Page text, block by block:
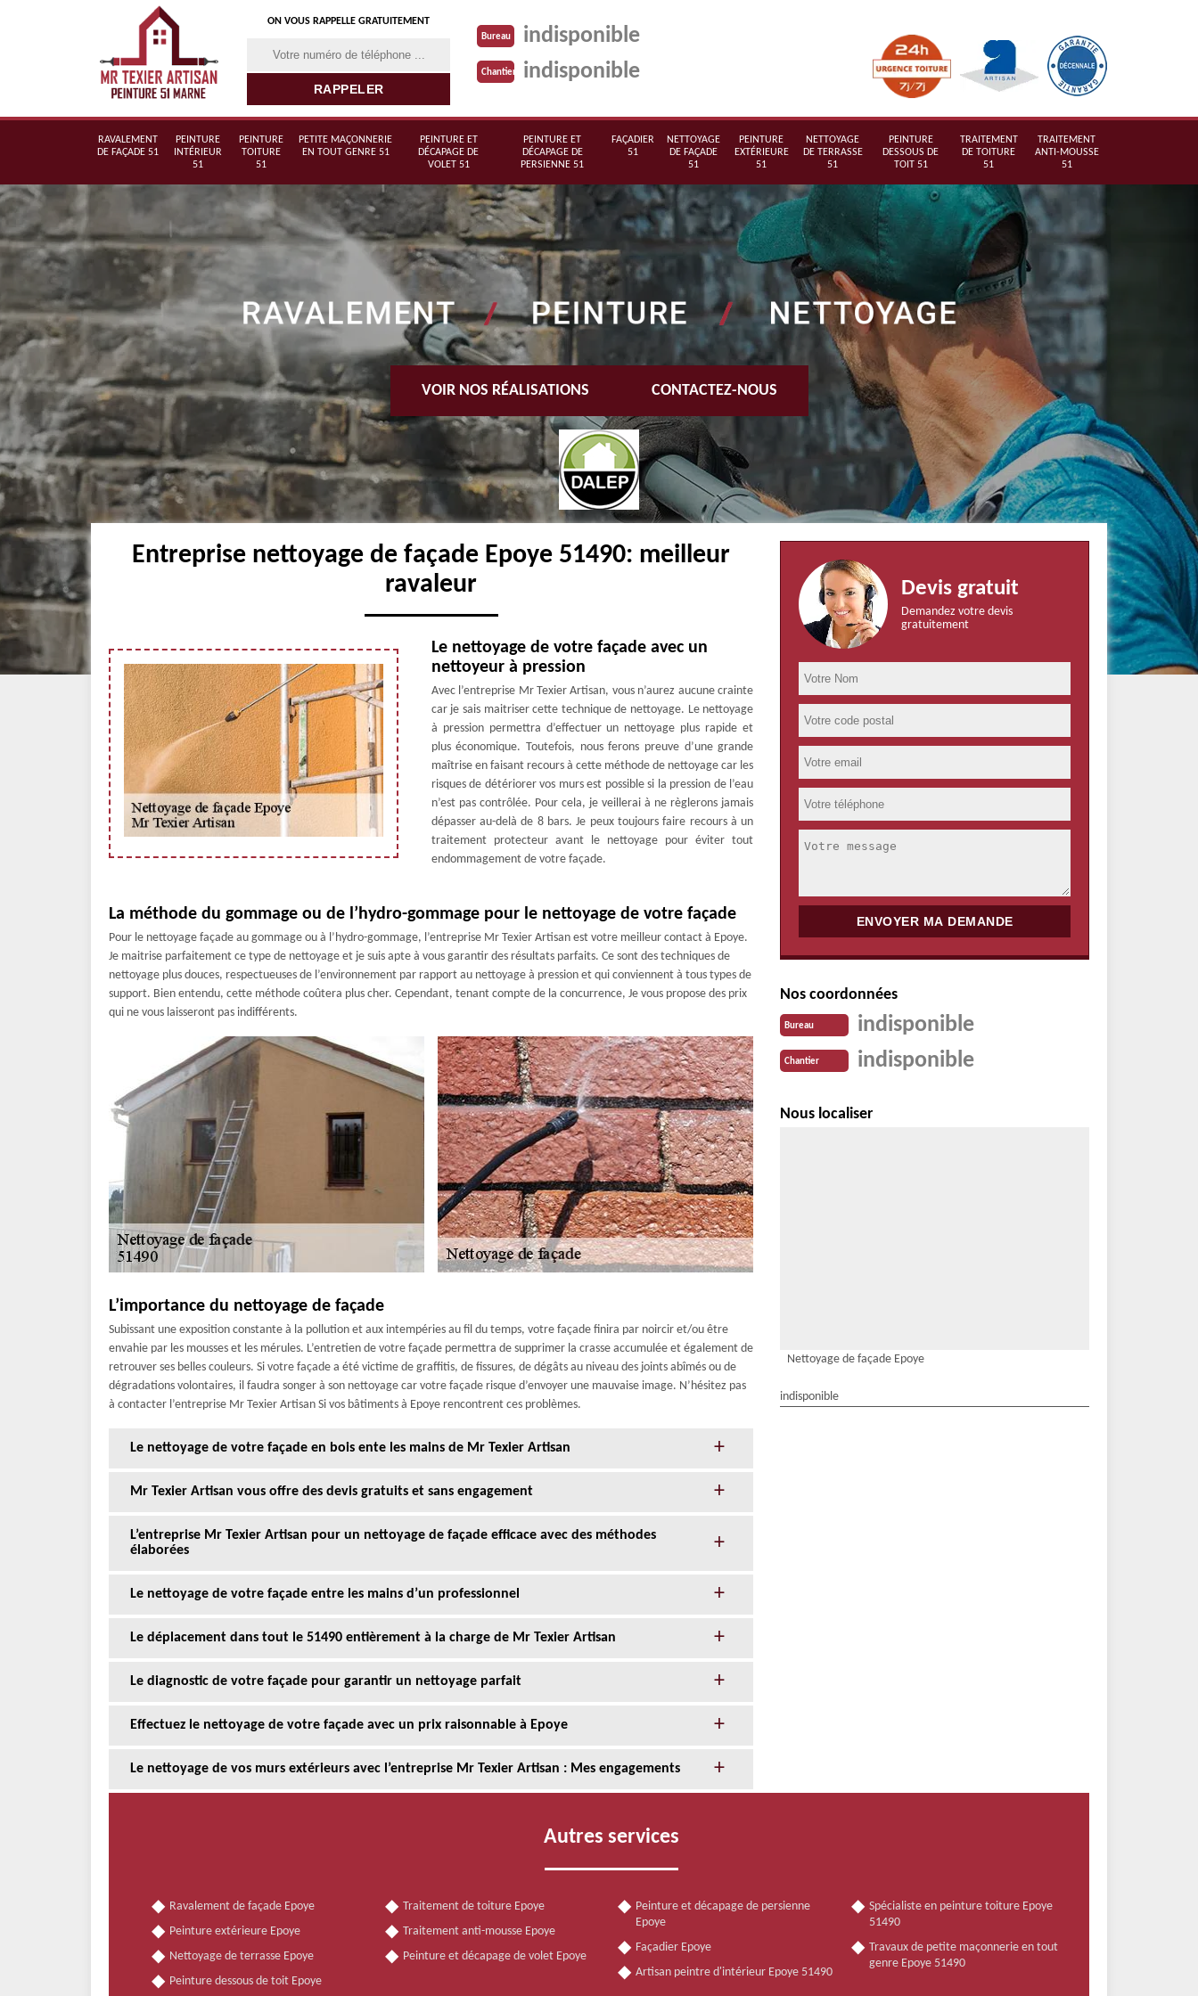
ON VOUS RAPPELLE GRATUITEMENT
Bureau indisponible
Chantier indisponible
RAVALEMENT
DE FAÇADE 51
PEINTURE
INTÉRIEUR
51
PEINTURE
TOITURE
51
PETITE MAÇONNERIE
EN TOUT GENRE 51
PEINTURE ET
DÉCAPAGE DE
VOLET 51
PEINTURE ET
DÉCAPAGE DE
PERSIENNE 51
FAÇADIER
51
NETTOYAGE
DE FAÇADE
51
PEINTURE
EXTÉRIEURE
51
NETTOYAGE
DE TERRASSE
51
PEINTURE
DESSOUS DE
TOIT 51
TRAITEMENT
DE TOITURE
51
TRAITEMENT
ANTI-MOUSSE
51
VOIR NOS RÉALISATIONS CONTACTEZ-NOUS
Entreprise nettoyage de façade Epoye 51490: meilleur
ravaleur
Le nettoyage de votre façade avec un
nettoyeur à pression
Avec l’entreprise Mr Texier Artisan, vous n’aurez aucune crainte
car je sais maitriser cette technique de nettoyage. Le nettoyage
à pression permettra d’effectuer un nettoyage plus rapide et
plus économique. Toutefois, nous ferons preuve d’une grande
maîtrise en faisant recours à cette méthode de nettoyage car les
risques de détériorer vos murs est possible si la pression de l’eau
n’est pas contrôlée. Pour cela, je veillerai à ne règlerons jamais
dépasser au-delà de 8 bars. Je peux toujours faire recours à un
traitement protecteur avant le nettoyage pour éviter tout
endommagement de votre façade.
La méthode du gommage ou de l’hydro-gommage pour le nettoyage de votre façade
Pour le nettoyage façade au gommage ou à l’hydro-gommage, l’entreprise Mr Texier Artisan est votre meilleur contact à Epoye.
Je maitrise parfaitement ce type de nettoyage et je suis apte à vous garantir des résultats parfaits. Ce sont des techniques de
nettoyage plus douces, respectueuses de l’environnement par rapport au nettoyage à pression et qui conviennent à tous types de
support. Bien entendu, cette méthode coûtera plus cher. Cependant, tenant compte de la concurrence, Je vous propose des prix
qui ne vous laisseront pas indifférents.
L’importance du nettoyage de façade
Subissant une exposition constante à la pollution et aux intempéries au fil du temps, votre façade finira par noircir et/ou être
envahie par les mousses et les mérules. L’entretien de votre façade permettra de supprimer la crasse accumulée et également de
retrouver ses belles couleurs. Si votre façade a été victime de graffitis, de fissures, de dégâts au niveau des joints abîmés ou de
dégradations volontaires, il faudra songer à son nettoyage car votre façade risque d’envoyer une mauvaise image. N’hésitez pas
à contacter l’entreprise Mr Texier Artisan Si vos bâtiments à Epoye rencontrent ces problèmes.
Le nettoyage de votre façade en bois ente les mains de Mr Texier Artisan
Mr Texier Artisan vous offre des devis gratuits et sans engagement
L’entreprise Mr Texier Artisan pour un nettoyage de façade efficace avec des méthodes
élaborées
Le nettoyage de votre façade entre les mains d’un professionnel
Le déplacement dans tout le 51490 entièrement à la charge de Mr Texier Artisan
Le diagnostic de votre façade pour garantir un nettoyage parfait
Effectuez le nettoyage de votre façade avec un prix raisonnable à Epoye
Le nettoyage de vos murs extérieurs avec l’entreprise Mr Texier Artisan : Mes engagements
Devis gratuit
Demandez votre devis
gratuitement
Nos coordonnées
Bureau indisponible
Chantier indisponible
Nous localiser
Nettoyage de façade Epoye
indisponible
Autres services
Ravalement de façade Epoye
Peinture extérieure Epoye
Nettoyage de terrasse Epoye
Peinture dessous de toit Epoye
Traitement de toiture Epoye
Traitement anti-mousse Epoye
Peinture et décapage de volet Epoye
Peinture et décapage de persienne
Epoye
Façadier Epoye
Artisan peintre d'intérieur Epoye 51490
Spécialiste en peinture toiture Epoye
51490
Travaux de petite maçonnerie en tout
genre Epoye 51490